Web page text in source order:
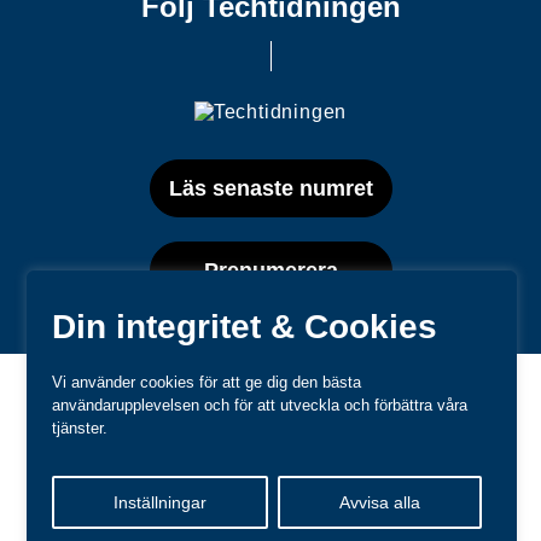
Din integritet & Cookies
Vi använder cookies för att ge dig den bästa
användarupplevelsen och för att utveckla och förbättra våra
tjänster.
Inställningar Avvisa alla
Läs senaste numret
Prenumerera
Kundtjänst